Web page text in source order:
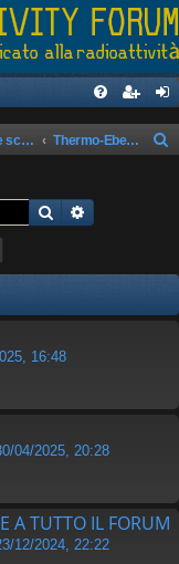
Manuali e schemi apparati Thermo-Eberline
Cerca
16:48
04/2025, 20:28
A TUTTO IL FORUM
12/2024, 22:22